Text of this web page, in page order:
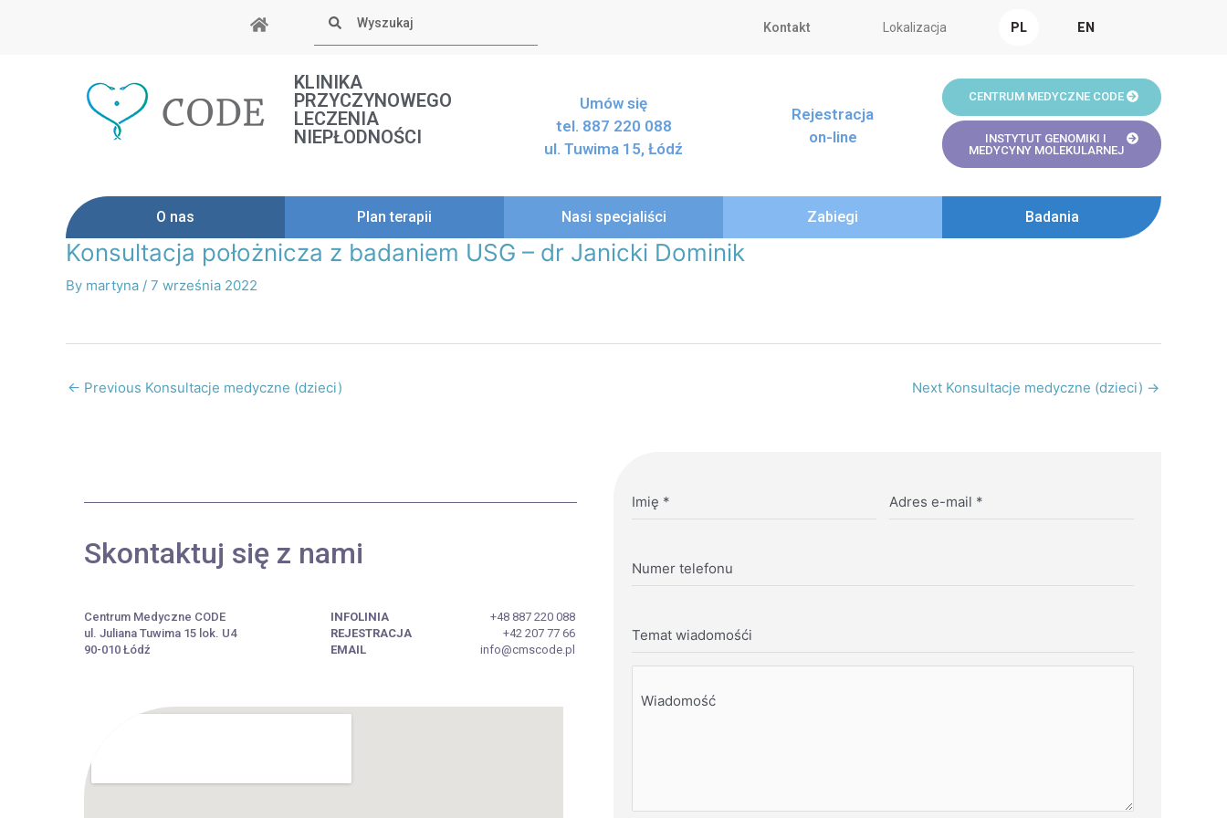
Kontakt Lokalizacja PL EN
KLINIKA
PRZYCZYNOWEGO
LECZENIA
NIEPŁODNOŚCI
Umów się
tel. 887 220 088
ul. Tuwima 15, Łódź
Rejestracja
on-line
CENTRUM MEDYCZNE CODE
INSTYTUT GENOMIKI I
MEDYCYNY MOLEKULARNEJ
O nas Plan terapii Nasi specjaliści Zabiegi Badania
Konsultacja położnicza z badaniem USG – dr Janicki Dominik
By martyna / 7 września 2022
Post
← Previous Konsultacje medyczne (dzieci) Next Konsultacje medyczne (dzieci) →
Skontaktuj się z nami
Centrum Medyczne CODE
ul. Juliana Tuwima 15 lok. U4
90-010 Łódź
INFOLINIA
REJESTRACJA
EMAIL
+48 887 220 088
+42 207 77 66
info@cmscode.pl
Imię * Adres e-mail *
Numer telefonu
Temat wiadomośći
Wiadomość